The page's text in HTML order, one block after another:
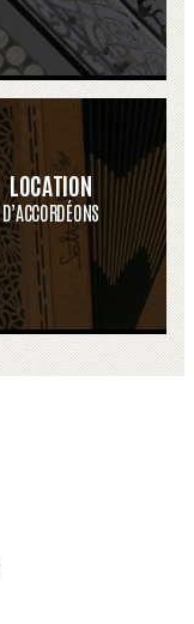
LOCATION
D’ACCORDÉONS